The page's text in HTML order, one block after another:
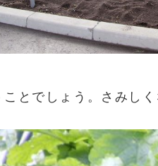
ことでしょう。さみし